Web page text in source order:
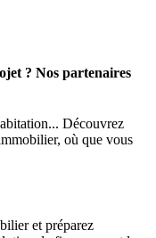
? Nos partenaires
Découvrez
où que vous
et préparez